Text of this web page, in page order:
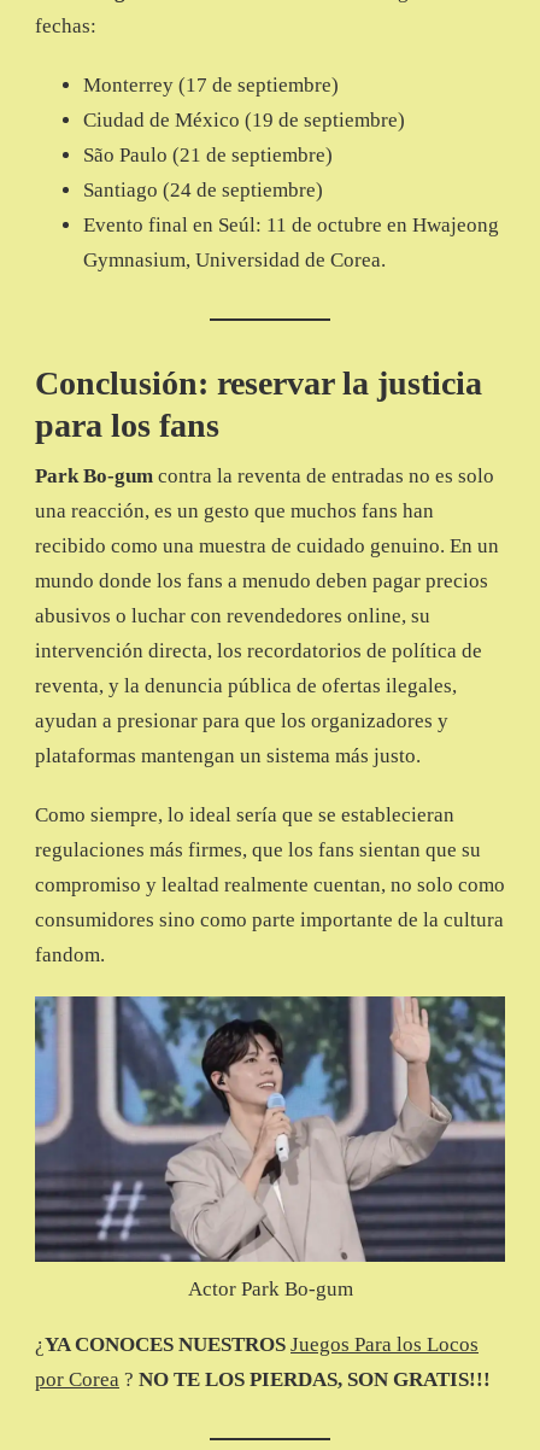
fechas:
Monterrey (17 de septiembre)
Ciudad de México (19 de septiembre)
São Paulo (21 de septiembre)
Santiago (24 de septiembre)
Evento final en Seúl: 11 de octubre en Hwajeong
Gymnasium, Universidad de Corea.
Conclusión: reservar la justicia
para los fans
Park Bo-gum contra la reventa de entradas no es solo
una reacción, es un gesto que muchos fans han
recibido como una muestra de cuidado genuino. En un
mundo donde los fans a menudo deben pagar precios
abusivos o luchar con revendedores online, su
intervención directa, los recordatorios de política de
reventa, y la denuncia pública de ofertas ilegales,
ayudan a presionar para que los organizadores y
plataformas mantengan un sistema más justo.
Como siempre, lo ideal sería que se establecieran
regulaciones más firmes, que los fans sientan que su
compromiso y lealtad realmente cuentan, no solo como
consumidores sino como parte importante de la cultura
fandom.
Actor Park Bo-gum
¿YA CONOCES NUESTROS Juegos Para los Locos
por Corea ? NO TE LOS PIERDAS, SON GRATIS!!!